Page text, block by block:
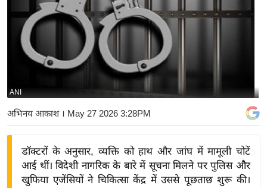
अं
र्रा
बि
ज़
ने
द्यो
ANI
अभिनय आकाश। May 27 2026 3:28PM
डॉक्टरों के अनुसार, व्यक्ति को हाथ और जांघ में मामूली चोटें
आई थीं। विदेशी नागरिक के बारे में सूचना मिलने पर पुलिस और
खुफिया एजेंसियों ने चिकित्सा केंद्र में उससे पूछताछ शुरू की।